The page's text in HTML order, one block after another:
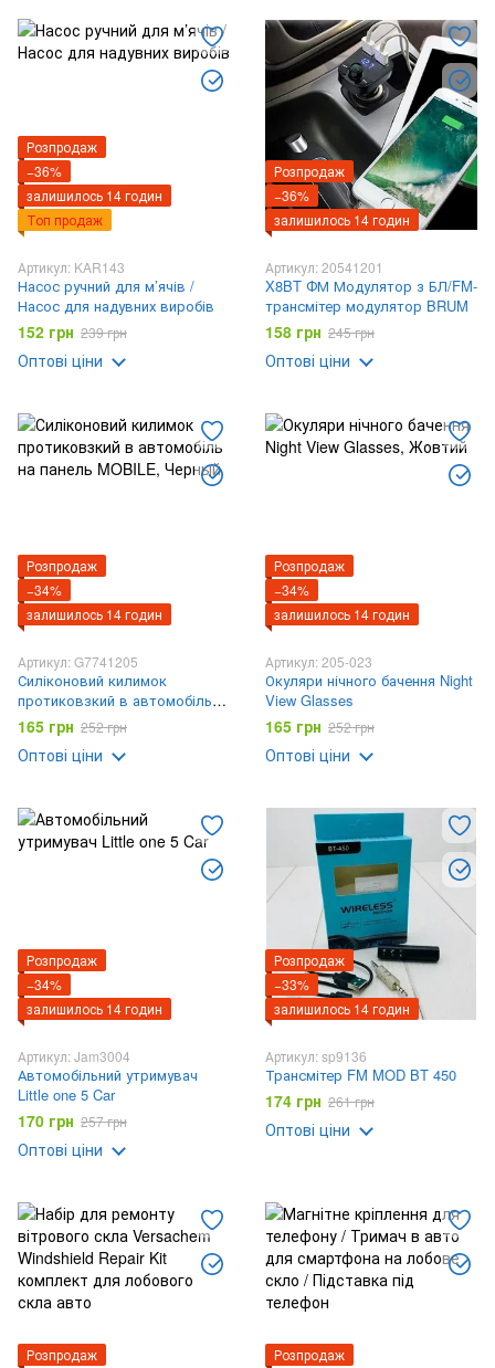
Розпродаж
−36%
залишилось 14 годин
Топ продаж
Артикул: KAR143
Насос ручний для м’ячів /
Насос для надувних виробів
152 грн 239 грн
Оптові ціни
Розпродаж
−36%
залишилось 14 годин
Артикул: 20541201
X8BT ФМ Модулятор з БЛ/FM-
трансмітер модулятор BRUM
158 грн 245 грн
Оптові ціни
Розпродаж
−34%
залишилось 14 годин
Артикул: G7741205
Силіконовий килимок
протиковзкий в автомобіль
на панель MOBILE
165 грн 252 грн
Оптові ціни
Розпродаж
−34%
залишилось 14 годин
Артикул: 205-023
Окуляри нічного бачення Night
View Glasses
165 грн 252 грн
Оптові ціни
Розпродаж
−34%
залишилось 14 годин
Артикул: Jam3004
Автомобільний утримувач
Little one 5 Car
170 грн 257 грн
Оптові ціни
Розпродаж
−33%
залишилось 14 годин
Артикул: sp9136
Трансмітер FM MOD BT 450
174 грн 261 грн
Оптові ціни
Розпродаж
Розпродаж